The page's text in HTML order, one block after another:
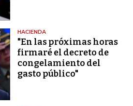
HACIENDA
"En las próximas horas
firmaré el decreto de
congelamiento del
gasto público"